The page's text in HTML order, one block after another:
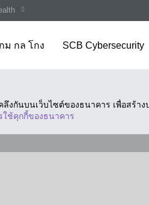
ม กล โกง SCB Cybersecurity
งกันบนเว็บไซต์ของธนาคาร เพื่อสร้า
ใช้คุกกี้ของธนาคาร